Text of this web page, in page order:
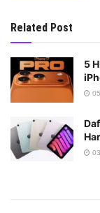
Related Post
5